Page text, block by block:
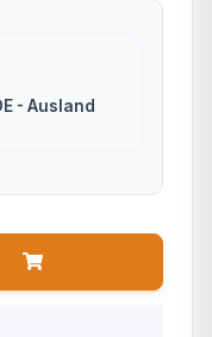
- Ausland